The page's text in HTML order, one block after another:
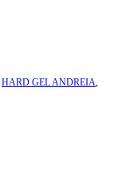
HARD GEL ANDREIA,